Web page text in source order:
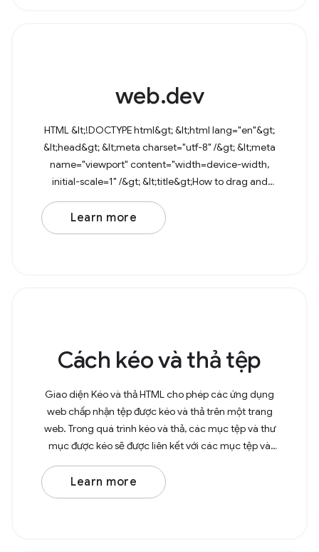
web.dev
HTML &lt;!DOCTYPE html&gt; &lt;html lang="en"&gt;
&lt;head&gt; &lt;meta charset="utf-8" /&gt; &lt;meta
name="viewport" content="width=device-width,
initial-scale=1" /&gt; &lt;title&gt;How to drag and
drop files&lt;/title&gt; &lt;/head&gt;
Learn more
Cách kéo và thả tệp
Giao diện Kéo và thả HTML cho phép các ứng dụng
web chấp nhận tệp được kéo và thả trên một trang
web. Trong quá trình kéo và thả, các mục tệp và thư
mục được kéo sẽ được liên kết với các mục tệp và
mục thư mục tương ứng. Khi kéo và thả tệp vào trình
Learn more